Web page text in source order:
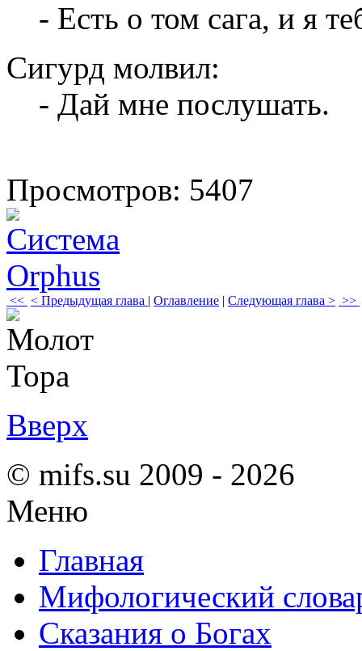
- Есть о том сага, и я
Сигурд молвил:
- Дай мне послушать.
Просмотров: 5407
<< < Предыдущая глава | Оглавление | Следующая глава > >>
Вверх
© mifs.su 2009 - 2026
Меню
Главная
Мифологический
Сказания о Богах